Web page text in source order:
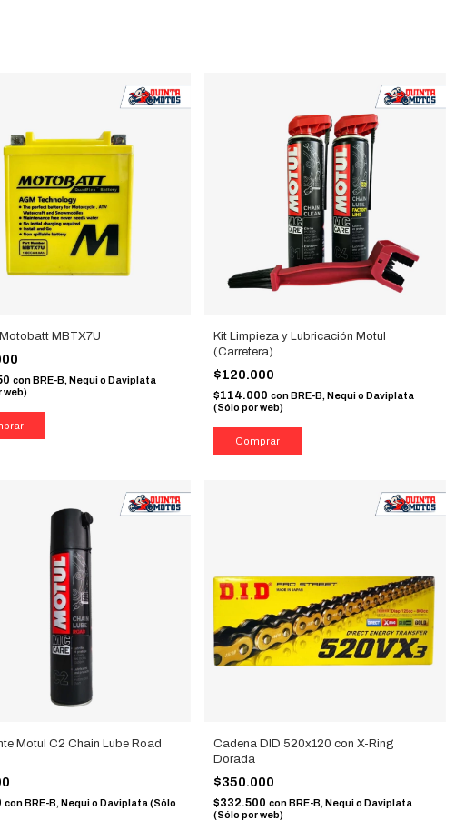
MBTX7U
con BRE-B, Nequi o Daviplata
web)
Kit Limpieza y Lubricación Motul
(Carretera)
$120.000
$114.000 con BRE-B, Nequi o Daviplata
(Sólo por web)
Motul C2 Chain Lube Road
con BRE-B, Nequi o Daviplata (Sólo
Cadena DID 520x120 con X-Ring
Dorada
$350.000
$332.500 con BRE-B, Nequi o Daviplata
(Sólo por web)